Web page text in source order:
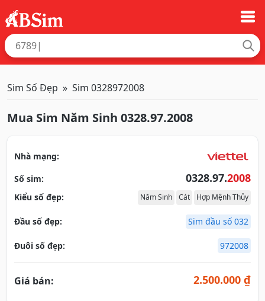
Sim Số Đẹp Sim 0328972008
Mua Sim Năm Sinh 0328.97.2008
Nhà mạng:
Số sim:
0328.97.2008
Kiểu số đẹp: Năm Sinh Cát Hợp Mệnh Thủy
Đầu số đẹp: Sim đầu số 032
Đuôi số đẹp: 972008
Giá bán: 2.500.000 ₫